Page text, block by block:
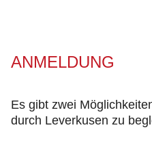
ANMELDUNG
Es gibt zwei
durch Leverkusen zu